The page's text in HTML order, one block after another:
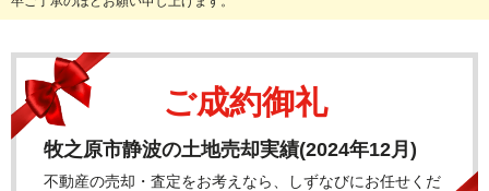
ご成約御礼
牧之原市静波の土地売却実績(2024年12月)
不動産の売却・査定をお考えなら、しずなびにお任せくだ